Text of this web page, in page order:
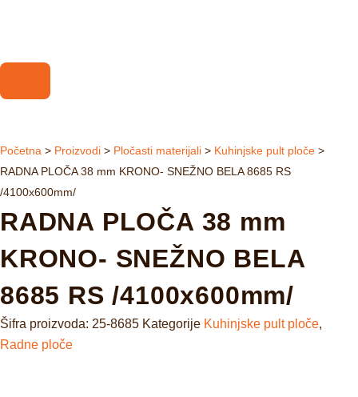
Početna > Proizvodi > Pločasti materijali > Kuhinjske pult ploče >
RADNA PLOČA 38 mm KRONO- SNEŽNO BELA 8685 RS
/4100x600mm/
RADNA PLOČA 38 mm
KRONO- SNEŽNO BELA
8685 RS /4100x600mm/
Šifra proizvoda: 25-8685 Kategorije Kuhinjske pult ploče,
Radne ploče